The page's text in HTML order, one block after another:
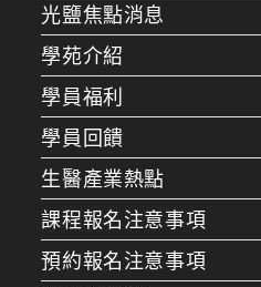
光鹽焦點消息
學苑介紹
學員福利
學員回饋
生醫產業熱點
課程報名注意事項
預約報名注意事項